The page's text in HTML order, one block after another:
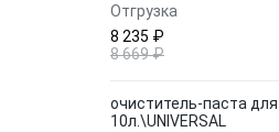
Отгрузка
8 235 ₽
8 669 ₽
очиститель-паста для
10л.\UNIVERSAL